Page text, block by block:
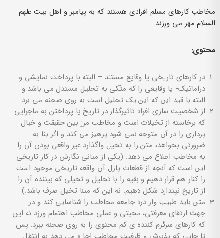
مخاطب کارهای مسلم افرادی هستند که به پیامبر و اهل بیت علهم
السلام مهر می ورزند.
محتوی:
در کارهای تاریخی یا وقایع مستند – البته با پرداخت نمایشی و
دراماتیک- یا وقایعی را که متّکی به تحلیل مستدل می باشد و
البته با قید این که این یک تحلیل است به روی صحنه می برد.
از شخصیت سازی افراد تاثیرگذار در تاریخ یا پرداختن به ماجرایی
که برخاسته از تخیلات است و مخاطب مرز بین حقیقت و خیال
پردازی را در آن متوجه نمی شود پرهیز می کند و اگر بنا به
ضرورتی بخواهد، متن را به تخیل واگذارد غیر واقعی بودن آن را
به مخاطب اطلاع می دهد. (یکی از مبانی نگارش در کار تاریخی
این است که آنچه از قطعات پازل آن واقعه تاریخی موجود است
را کنار هم قرار دهیم و بقیه را با تحلیل و تخیلی که بیننده آن را
از تاریخ نپندارد شکل دهیم. نه این که مبنا تخیل صرف باشد.)
متن باید طبیب وار درد جامعه مخاطب را شناسایی کند و در
جهت ارتقای معرفتی، محبتی و عملی مخاطب اهتمام ورزد نه این
که کارهای سرگرم کننده ی کم محتوی را به روی صحنه ببرد. پس